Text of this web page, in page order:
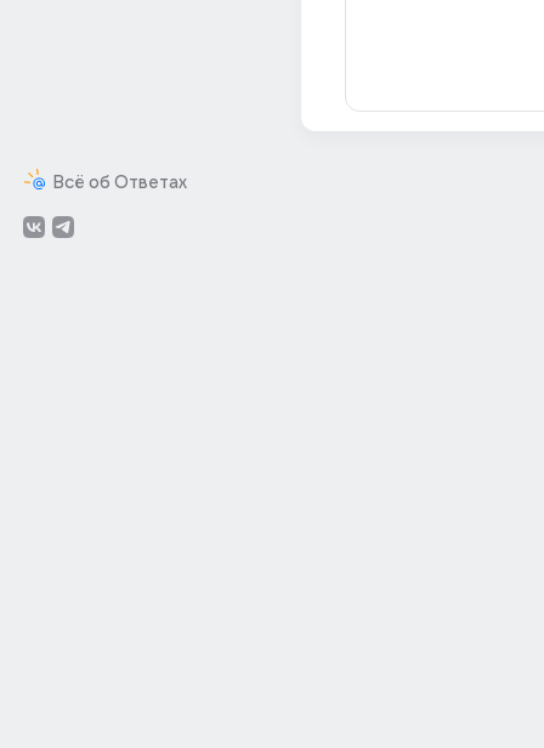
Всё об Ответах